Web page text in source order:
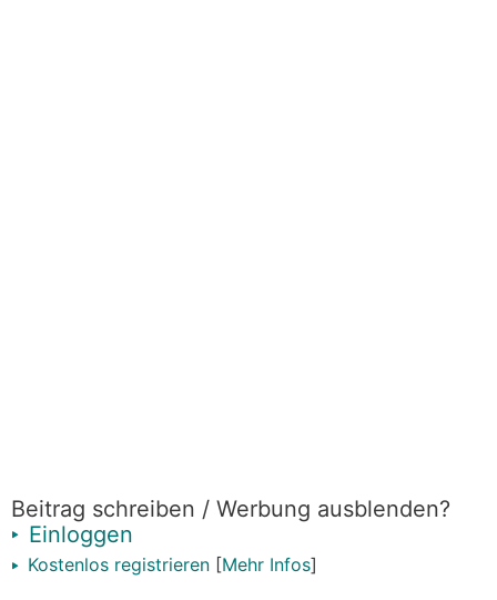
Beitrag schreiben / Werbung ausblenden?
Einloggen
Kostenlos registrieren [Mehr Infos]